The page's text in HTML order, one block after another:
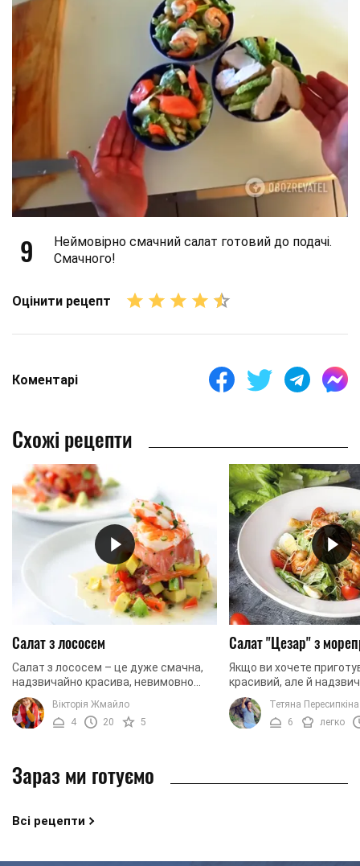
9
Неймовірно смачний салат готовий до подачі.
Смачного!
Оцінити рецепт
Коментарі
Схожі рецепти
Салат з лососем
Салат з лососем – це дуже смачна,
надзвичайно красива, невимовно
ароматна страва, яка водночас із
цим легка, проста та швидка у
приготуванні. Усього ...
Вікторія Жмайло
4
20 5
Салат "Цезар" з
Якщо ви хочете
красивий, але й
смачний та вишуканий
рецепт для вас. Ми
приготувати
Тетяна Пересипкіна
6
легко
Зараз ми готуємо
Всі рецепти